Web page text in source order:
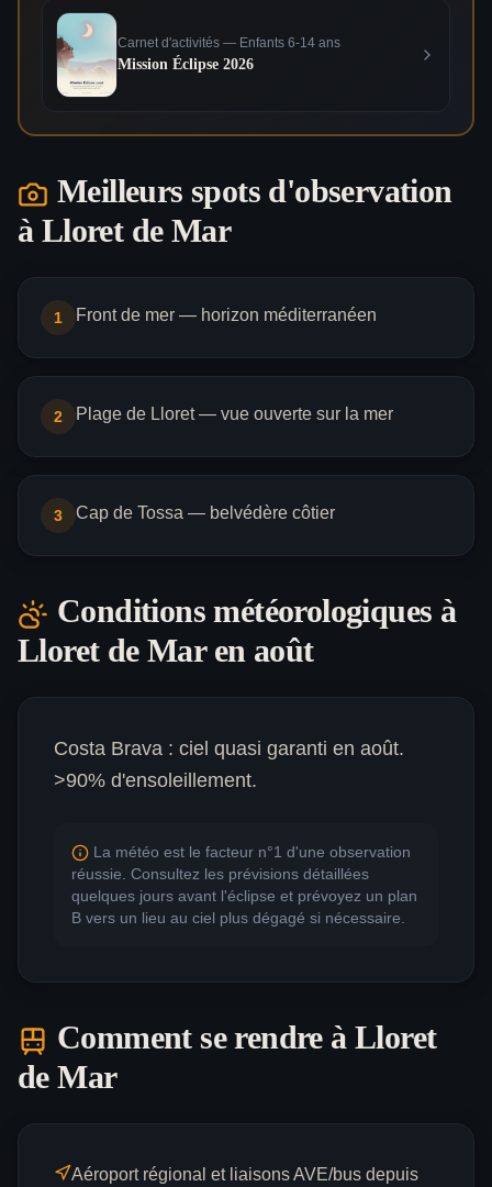
Carnet d'activités — Enfants 6-14 ans
Mission Éclipse 2026
Meilleurs spots d'observation
à Lloret de Mar
1 Front de mer — horizon méditerranéen
2 Plage de Lloret — vue ouverte sur la mer
3 Cap de Tossa — belvédère côtier
Conditions météorologiques à
Lloret de Maren août
Costa Brava : ciel quasi garanti en août.
>90% d'ensoleillement.
La météo est le facteur n°1 d'une observation
réussie. Consultez les prévisions détaillées
quelques jours avant l'éclipse et prévoyez un plan
B vers un lieu au ciel plus dégagé si nécessaire.
Comment se rendre à Lloret
de Mar
Aéroport régional et liaisons AVE/bus depuis